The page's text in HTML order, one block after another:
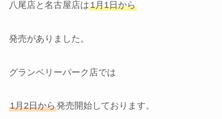
八尾店と名古屋店は1月1日から
発売がありました。
グランベリーパーク店では
1月2日から発売開始しております。